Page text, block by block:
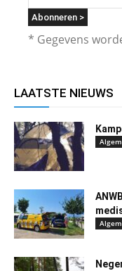
* Gegevens
LAATSTE NIEUWS